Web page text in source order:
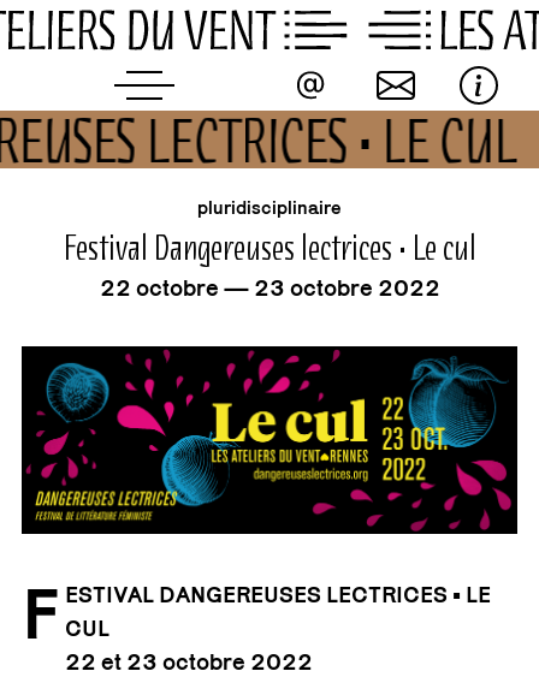
Skip
to
LECTRICES • LE CUL
événement
pluridisciplinaire
Festival Dangereuses lectrices • Le cul
22 octobre — 23 octobre 2022
F ESTIVAL DANGEREUSES LECTRICES • LE
CUL
22 et 23 octobre 2022